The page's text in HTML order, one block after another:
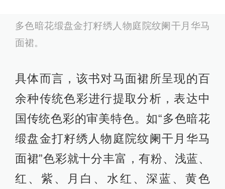
多色暗花缎盘金打籽绣人物庭院纹阑干月华马
面裙。
具体而言，该书对马面裙所呈现的百
余种传统色彩进行提取分析，表达中
国传统色彩的审美特色。如“多色暗花
缎盘金打籽绣人物庭院纹阑干月华马
面裙”色彩就十分丰富，有粉、浅蓝、
红、紫、月白、水红、深蓝、黄色